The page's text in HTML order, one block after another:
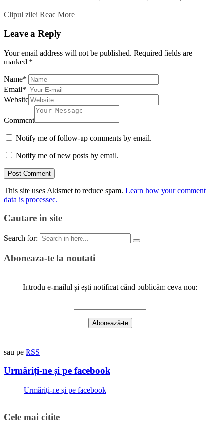
Clipul zilei Read More
Leave a Reply
Your email address will not be published. Required fields are
marked *
Name*
Email*
Website
Comment
Notify me of follow-up comments by email.
Notify me of new posts by email.
This site uses Akismet to reduce spam. Learn how your comment
data is processed.
Cautare in site
Search for:
Aboneaza-te la noutati
Introdu e-mailul și ești notificat când publicăm ceva nou:
sau pe RSS
Urmăriți-ne și pe facebook
Urmăriți-ne și pe facebook
Cele mai citite